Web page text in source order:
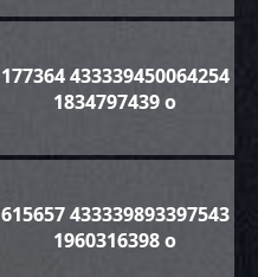
177364 433339450064254
1834797439 o
615657 433339893397543
1960316398 o